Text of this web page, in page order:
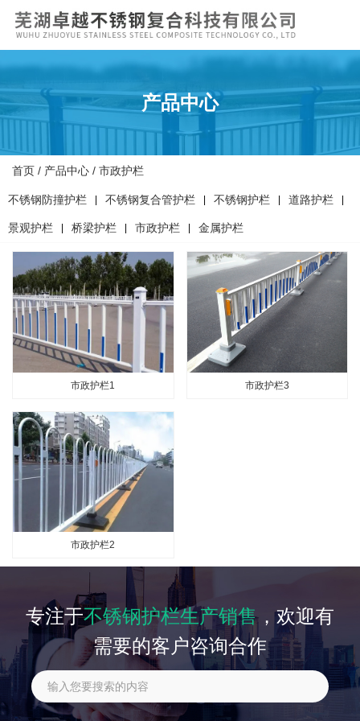
产品中心
首页 / 产品中心 / 市政护栏
不锈钢防撞护栏 不锈钢复合管护栏 不锈钢护栏 道路护栏
景观护栏 桥梁护栏 市政护栏 金属护栏
市政护栏1 市政护栏3
市政护栏2
专注于不锈钢护栏生产销售，欢迎有
需要的客户咨询合作